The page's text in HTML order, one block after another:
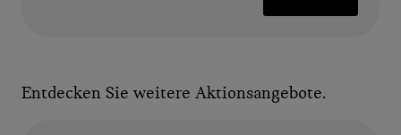
Entdecken Sie weitere Aktionsangebote.